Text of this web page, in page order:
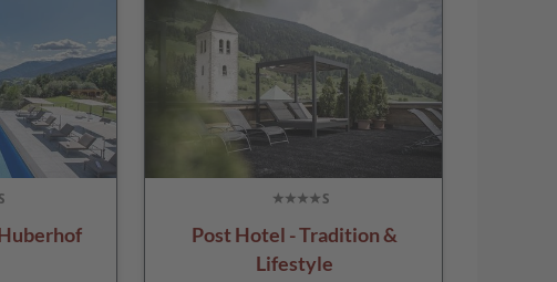
Post Hotel - Tradition &
Lifestyle